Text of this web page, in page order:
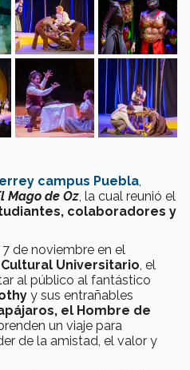
campus Puebla
Mago de Oz , la cual reunió el
colaboradores y
de noviembre en el
Universitario , el
al público al fantástico
y sus entrañables
el Hombre de
un viaje para
de la amistad, el valor y